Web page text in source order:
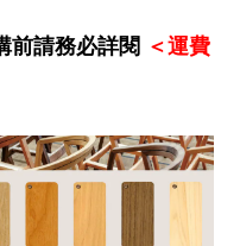
前請務必詳閱 ＜運費